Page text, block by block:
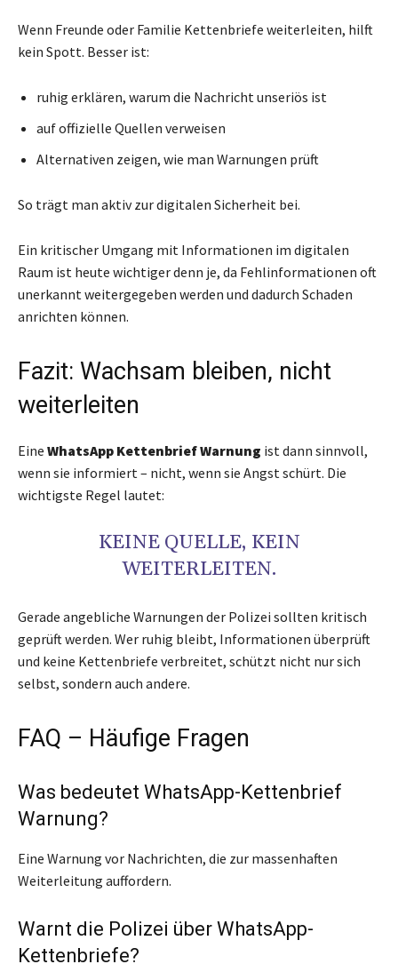
Wenn Freunde oder Familie Kettenbriefe weiterleiten, hilft
kein Spott. Besser ist:
ruhig erklären, warum die Nachricht unseriös ist
auf offizielle Quellen verweisen
Alternativen zeigen, wie man Warnungen prüft
So trägt man aktiv zur digitalen Sicherheit bei.
Ein kritischer Umgang mit Informationen im digitalen
Raum ist heute wichtiger denn je, da Fehlinformationen oft
unerkannt weitergegeben werden und dadurch Schaden
anrichten können.
Fazit: Wachsam bleiben, nicht
weiterleiten
Eine WhatsApp Kettenbrief Warnung ist dann sinnvoll,
wenn sie informiert – nicht, wenn sie Angst schürt. Die
wichtigste Regel lautet:
KEINE QUELLE, KEIN
WEITERLEITEN.
Gerade angebliche Warnungen der Polizei sollten kritisch
geprüft werden. Wer ruhig bleibt, Informationen überprüft
und keine Kettenbriefe verbreitet, schützt nicht nur sich
selbst, sondern auch andere.
FAQ – Häufige Fragen
Was bedeutet WhatsApp-Kettenbrief
Warnung?
Eine Warnung vor Nachrichten, die zur massenhaften
Weiterleitung auffordern.
Warnt die Polizei über WhatsApp-
Kettenbriefe?